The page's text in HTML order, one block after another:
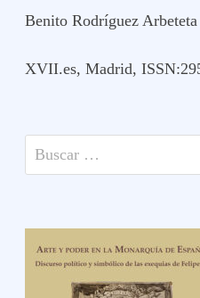
Benito Rodríguez
XVII.es, Madrid,
Buscar: